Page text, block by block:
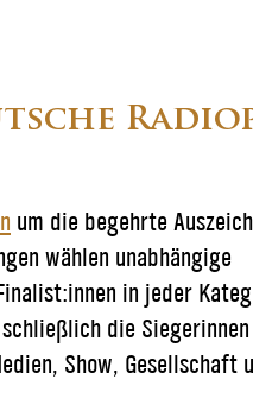
um die begehrte
wählen unabhängige
in jeder
die
Show, Gesellschaft